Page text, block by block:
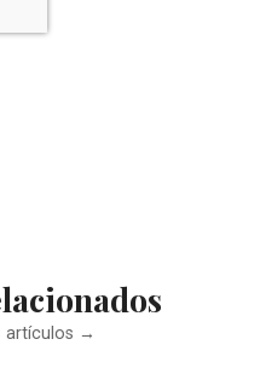
artículos →